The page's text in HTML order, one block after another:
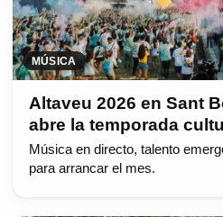
MÚSICA
Altaveu 2026 en Sant
abre la temporada
Música en directo, talento
para arrancar el mes.